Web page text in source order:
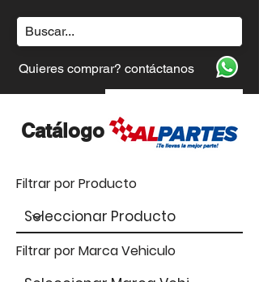
Quieres comprar? contáctanos
Catálogo
Filtrar por Producto
Filtrar por Marca Vehiculo